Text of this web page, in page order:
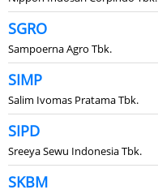
SGRO
Sampoerna Agro Tbk.
SIMP
Salim Ivomas Pratama Tbk.
SIPD
Sreeya Sewu Indonesia Tbk.
SKBM